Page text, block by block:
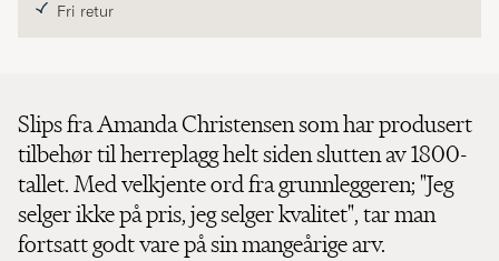
Fri retur
Slips fra Amanda Christensen som har produsert
tilbehør til herreplagg helt siden slutten av 1800-
tallet. Med velkjente ord fra grunnleggeren; "Jeg
selger ikke på pris, jeg selger kvalitet", tar man
fortsatt godt vare på sin mangeårige arv.